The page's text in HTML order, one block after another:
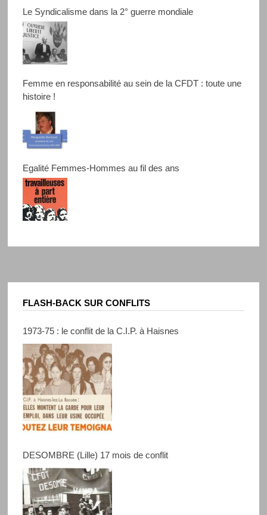
Le Syndicalisme dans la 2° guerre mondiale
Femme en responsabilité au sein de la CFDT : toute une
histoire !
Egalité Femmes-Hommes au fil des ans
FLASH-BACK SUR CONFLITS
1973-75 : le conflit de la C.I.P. à Haisnes
DESOMBRE (Lille) 17 mois de conflit